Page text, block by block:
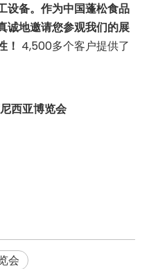
设备。作为中国蓬松食品
诚地邀请您参观我们的展
！ 4,500多个客户提供了
西亚博览会
会